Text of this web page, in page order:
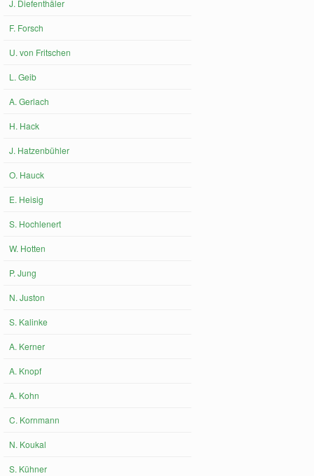
J. Diefenthäler
F. Forsch
U. von Fritschen
L. Geib
A. Gerlach
H. Hack
J. Hatzenbühler
O. Hauck
E. Heisig
S. Hochlenert
W. Hotten
P. Jung
N. Juston
S. Kalinke
A. Kerner
A. Knopf
A. Kohn
C. Kornmann
N. Koukal
S. Kühner